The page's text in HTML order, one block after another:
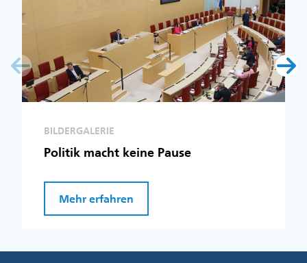
BILDERGALERIE
Politik macht keine Pause
Mehr erfahren